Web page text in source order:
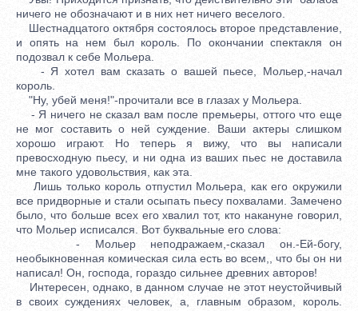
ничего не обозначают и в них нет ничего веселого.
Шестнадцатого октября состоялось второе представление,
и опять на нем был король. По окончании спектакля он
подозвал к себе Мольера.
- Я хотел вам сказать о вашей пьесе, Мольер,-начал
король.
"Ну, убей меня!"-прочитали все в глазах у Мольера.
- Я ничего не сказал вам после премьеры, оттого что еще
не мог составить о ней суждение. Ваши актеры слишком
хорошо играют. Но теперь я вижу, что вы написали
превосходную пьесу, и ни одна из ваших пьес не доставила
мне такого удовольствия, как эта.
Лишь только король отпустил Мольера, как его окружили
все придворные и стали осыпать пьесу похвалами. Замечено
было, что больше всех его хвалил тот, кто накануне говорил,
что Мольер исписался. Вот буквальные его слова:
- Мольер неподражаем,-сказал он.-Ей-богу,
необыкновенная комическая сила есть во всем,, что бы он ни
написал! Он, господа, гораздо сильнее древних авторов!
Интересен, однако, в данном случае не этот неустойчивый
в своих суждениях человек, а, главным образом, король.